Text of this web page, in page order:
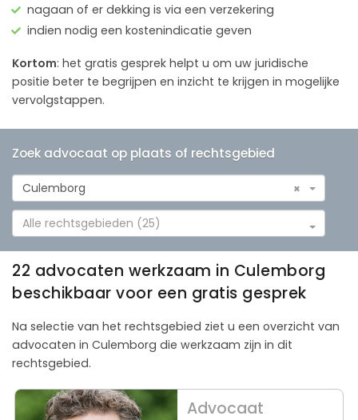
nagaan of er dekking is via een verzekering
indien nodig een kostenindicatie geven
Kortom: het gratis gesprek helpt u om uw juridische
positie beter te begrijpen en inzicht te krijgen in mogelijke
vervolgstappen.
Zoek advocaat op plaats of rechtsgebied
×
Culemborg
Alle rechtsgebieden (25)
22 advocaten werkzaam in Culemborg
beschikbaar voor een gratis gesprek
Na selectie van het rechtsgebied ziet u een overzicht van
advocaten in Culemborg die werkzaam zijn in dit
rechtsgebied.
Advocaat